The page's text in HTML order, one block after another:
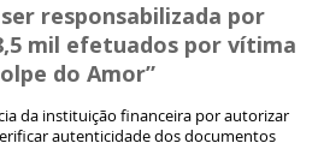
responsabilizada por
mil efetuados por vítima
do Amor”
da instituição financeira por autorizar
autenticidade dos documentos